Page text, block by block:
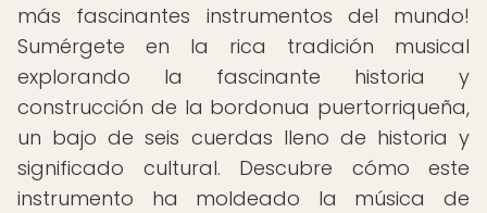
más fascinantes instrumentos del mundo!
Sumérgete en la rica tradición musical
explorando la fascinante historia y
construcción de la bordonua puertorriqueña,
un bajo de seis cuerdas lleno de historia y
significado cultural. Descubre cómo este
instrumento ha moldeado la música de